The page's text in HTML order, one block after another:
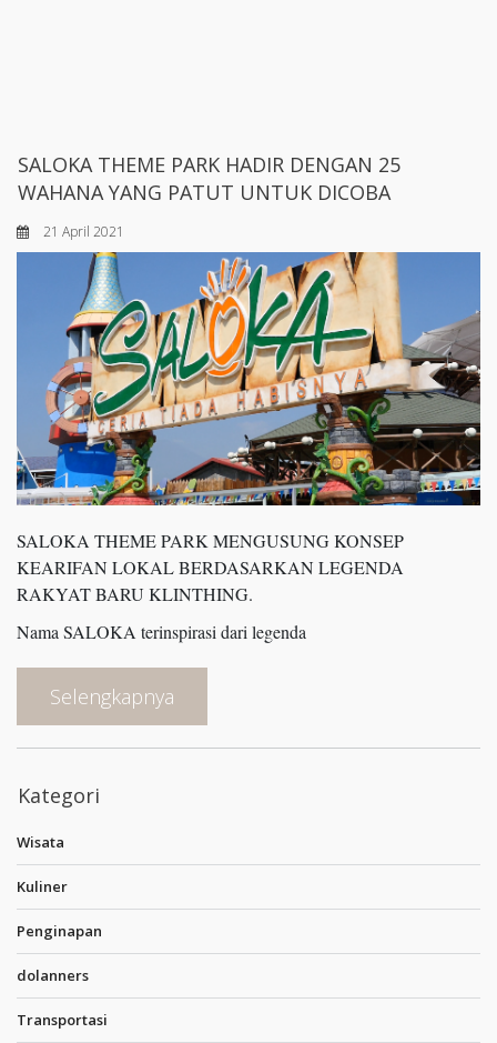
SALOKA THEME PARK HADIR DENGAN 25
WAHANA YANG PATUT UNTUK DICOBA
21 April 2021
SALOKA THEME PARK MENGUSUNG KONSEP
KEARIFAN LOKAL BERDASARKAN LEGENDA
RAKYAT BARU KLINTHING.
Nama SALOKA terinspirasi dari legenda
Selengkapnya
Kategori
Wisata
Kuliner
Penginapan
dolanners
Transportasi